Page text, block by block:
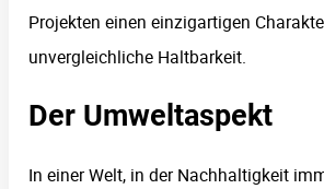
Projekten einen einzigartigen
unvergleichliche Haltbarkeit.
Der Umweltaspekt
In einer Welt, in der Nachhaltigkeit